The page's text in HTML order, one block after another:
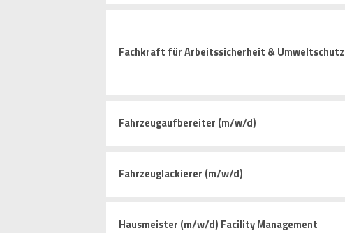
Fachkraft für Arbeitssicherheit &
Fahrzeugaufbereiter (m/w/d)
Fahrzeuglackierer (m/w/d)
Hausmeister (m/w/d) Facility Management